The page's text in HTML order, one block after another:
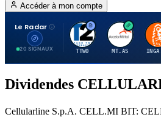
Accéder à mon compte
Le Radar
20 SIGNAUX
T
TTWO
A
MT.AS
I
Dividendes
Cellularline S.p.A. CELL.MI BIT: